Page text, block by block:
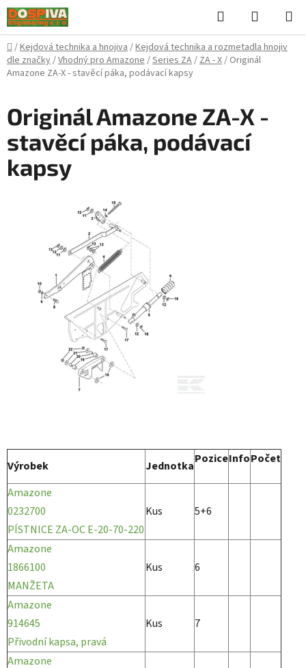
Přejít
na
obsah
Hledat
KOŠÍK
Domů
/Kejdová technika a hnojiva/Kejdová technika a rozmetadla hnojiv
dle značky/Vhodný pro Amazone/Series ZA/ZA - X/ Originál
Amazone ZA-X - stavěcí páka, podávací kapsy
Originál Amazone ZA-X -
stavěcí páka, podávací
kapsy
Výrobek JednotkaPoziceInfoPočet
Amazone
0232700
PÍSTNICE ZA-OC E-20-70-220
Kus 5+6
Amazone
1866100
MANŽETA
Kus 6
Amazone
914645
Přivodní kapsa, pravá
Kus 7
Amazone